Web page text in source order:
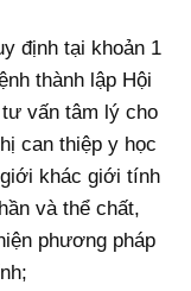
định tại khoản 1
thành lập Hội
vấn tâm lý cho
can thiệp y học
khác giới tính
và thể chất,
phương pháp